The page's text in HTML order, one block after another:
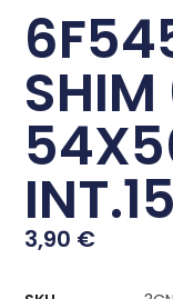
SHIM
INT.15
3,90 €